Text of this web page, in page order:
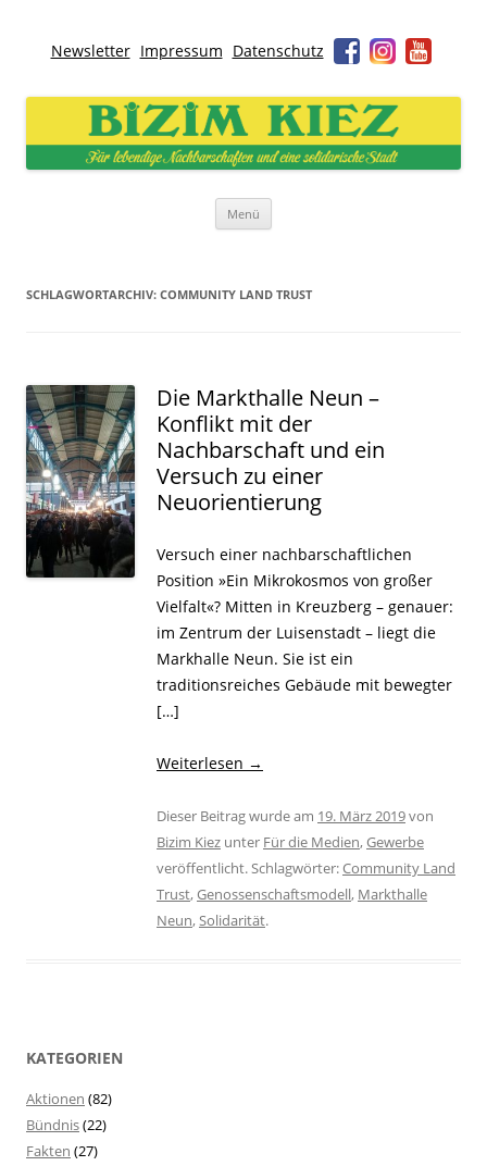
Newsletter Impressum Datenschutz
Bizim Kiez – Unser Kiez
Für lebendige Nachbarschaften und eine solidarische Stadt
Menü
SCHLAGWORTARCHIV: COMMUNITY LAND TRUST
Die Markthalle Neun –
Konflikt mit der
Nachbarschaft und ein
Versuch zu einer
Neuorientierung
Versuch einer nachbarschaftlichen
Position »Ein Mikrokosmos von großer
Vielfalt«? Mitten in Kreuzberg – genauer:
im Zentrum der Luisenstadt – liegt die
Markhalle Neun. Sie ist ein
traditionsreiches Gebäude mit bewegter
[…]
Weiterlesen →
Dieser Beitrag wurde am 19. März 2019von
Bizim Kiez unter Für die Medien,Gewerbe
veröffentlicht. Schlagwörter:Community Land
Trust,Genossenschaftsmodell, Markthalle
Neun,Solidarität.
KATEGORIEN
Aktionen (82)
Bündnis(22)
Fakten (27)